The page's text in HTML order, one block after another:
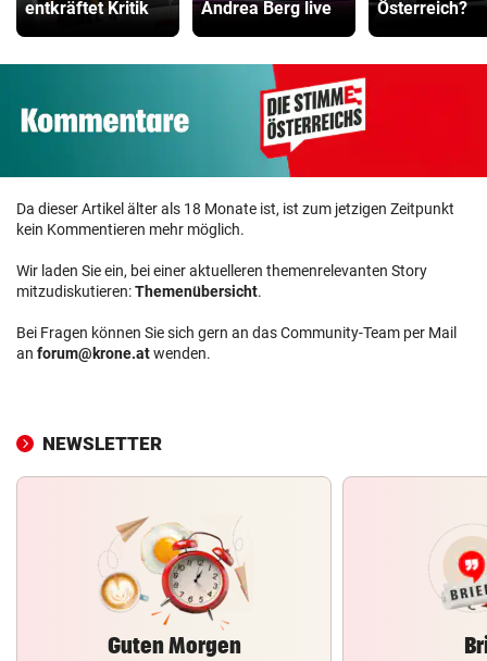
entkräftet Kritik Andrea Berg live Österreich?
Da dieser Artikel älter als 18 Monate ist, ist zum jetzigen Zeitpunkt
kein Kommentieren mehr möglich.
Wir laden Sie ein, bei einer aktuelleren themenrelevanten Story
mitzudiskutieren:Themenübersicht.
Bei Fragen können Sie sich gern an das Community-Team per Mail
an forum@krone.atwenden.
NEWSLETTER
Guten Morgen